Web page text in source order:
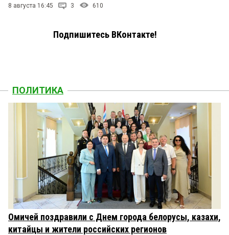
8 августа 16:45 3 610
Подпишитесь ВКонтакте!
ПОЛИТИКА
Омичей поздравили с Днем города белорусы, казахи,
китайцы и жители российских регионов